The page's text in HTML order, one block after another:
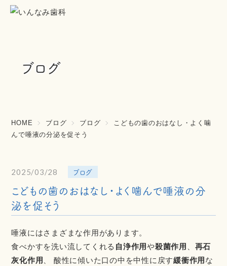
ブログ
HOME ブログ ブログ
こどもの歯のおはなし・よく噛
んで唾液の分泌を促そう
2025/03/28 ブログ
こどもの歯のおはなし・よく噛んで唾液の分
泌を促そう
唾液にはさまざまな作用があります。
食べかすを洗い流してくれる 自浄作用や殺菌作用
再石
灰化作用
、 酸性に傾いた口の中を中性に戻す緩衝作用 な